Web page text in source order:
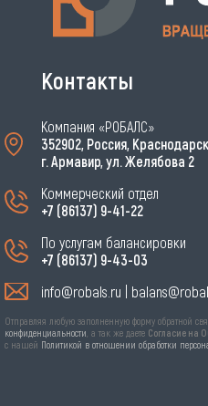
Контакты
Компания «РОБАЛС»
352902, Россия,
г. Армавир, ул. Желябова 2
Коммерческий отдел
+7 (86137) 9-41-22
По услугам балансировки
+7 (86137) 9-43-03
info@robals.ru
Отправляя любую заполненную форму обратной
конфиденциальности , а так же даете Согласие на
с нашей Политикой в отношении обработки
Отправляя эту форму я
конфиденциальности , а так же
отношении обработки
Нужно дать согласие